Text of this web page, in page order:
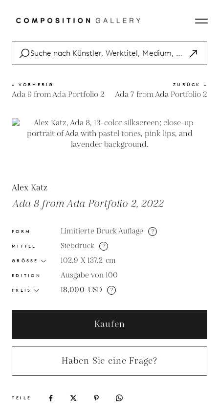
« VORHERIG
Ada 9 from Ada Portfolio 2
ZURÜCK »
Ada 7 from Ada Portfolio 2
Alex Katz
Ada 8 from Ada Portfolio 2, 2022
FORM Limitierte Druck Auflage ?
MITTEL Siebdruck ?
GRÖSSE 102.9 X 137.2 cm
EDITION Ausgabe von 100
PREIS 18,000 USD ?
Kaufen
Haben Sie eine Frage?
TEILE